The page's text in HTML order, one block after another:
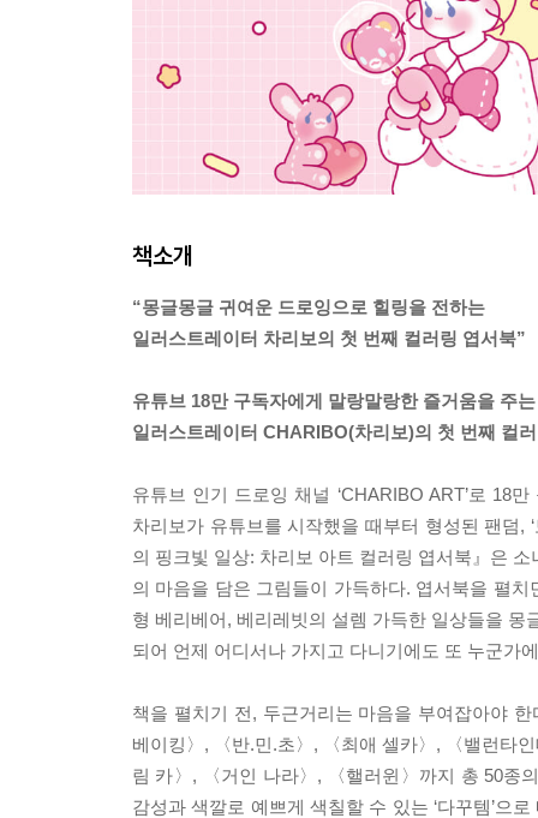
책소개
“몽글몽글 귀여운 드로잉으로 힐링을 전하는
일러스트레이터 차리보의 첫 번째 컬러링 엽서북”
유튜브 18만 구독자에게 말랑말랑한 즐거움을 주는
일러스트레이터 CHARIBO(차리보)의 첫 번째 컬
유튜브 인기 드로잉 채널 ‘CHARIBO ART’로 18
차리보가 유튜브를 시작했을 때부터 형성된 팬덤,
의 핑크빛 일상: 차리보 아트 컬러링 엽서북』은
의 마음을 담은 그림들이 가득하다. 엽서북을 펼
형 베리베어, 베리레빗의 설렘 가득한 일상들을
되어 언제 어디서나 가지고 다니기에도 또 누군가
책을 펼치기 전, 두근거리는 마음을 부여잡아야
베이킹〉, 〈반.민.초〉, 〈최애 셀카〉, 〈밸런타
림 카〉, 〈거인 나라〉, 〈핼러윈〉까지 총 50종
감성과 색깔로 예쁘게 색칠할 수 있는 ‘다꾸템’으